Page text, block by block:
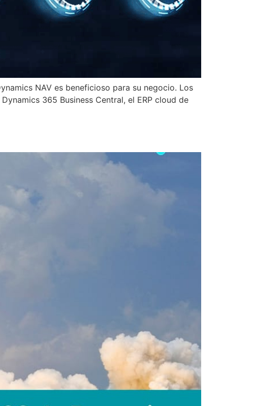
NAV es beneficioso para su negocio. Los
365 Business Central, el ERP cloud de